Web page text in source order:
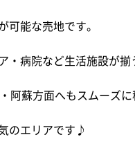
能な売地です。
病院など生活施設が揃
蘇方面へもスムーズに
のエリアです♪